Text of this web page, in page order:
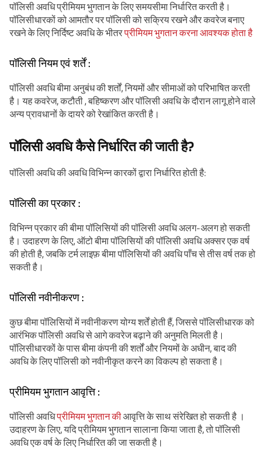
पॉलिसी अवधि प्रीमियम भुगतान के लिए समयसीमा निर्धारित करती है।
पॉलिसीधारकों को आमतौर पर पॉलिसी को सक्रिय रखने और कवरेज बनाए
रखने के लिए निर्दिष्ट अवधि के भीतरप्रीमियम भुगतान करना आवश्यक होता है
पॉलिसी नियम एवं शर्तें :
पॉलिसी अवधि बीमा अनुबंध की शर्तों, नियमों और सीमाओं को परिभाषित करती
है। यह कवरेज, कटौती , बहिष्करण और पॉलिसी अवधि के दौरान लागू होने वाले
अन्य प्रावधानों के दायरे को रेखांकित करती है।
पॉलिसी अवधि कैसे निर्धारित की जाती है?
पॉलिसी अवधि की अवधि विभिन्न कारकों द्वारा निर्धारित होती है:
पॉलिसी का प्रकार :
विभिन्न प्रकार की बीमा पॉलिसियों की पॉलिसी अवधि अलग-अलग हो सकती
है। उदाहरण के लिए, ऑटो बीमा पॉलिसियों की पॉलिसी अवधि अक्सर एक वर्ष
की होती है, जबकि टर्म लाइफ़ बीमा पॉलिसियों की अवधि पाँच से तीस वर्ष तक हो
सकती है।
पॉलिसी नवीनीकरण :
कुछ बीमा पॉलिसियों में नवीनीकरण योग्य शर्तें होती हैं, जिससे पॉलिसीधारक को
आरंभिक पॉलिसी अवधि से आगे कवरेज बढ़ाने की अनुमति मिलती है।
पॉलिसीधारकों के पास बीमा कंपनी की शर्तों और नियमों के अधीन, बाद की
अवधि के लिए पॉलिसी को नवीनीकृत करने का विकल्प हो सकता है।
प्रीमियम भुगतान आवृत्ति :
पॉलिसी अवधिप्रीमियम भुगतान कीआवृत्ति के साथ संरेखित हो सकती है ।
उदाहरण के लिए, यदि प्रीमियम भुगतान सालाना किया जाता है, तो पॉलिसी
अवधि एक वर्ष के लिए निर्धारित की जा सकती है।